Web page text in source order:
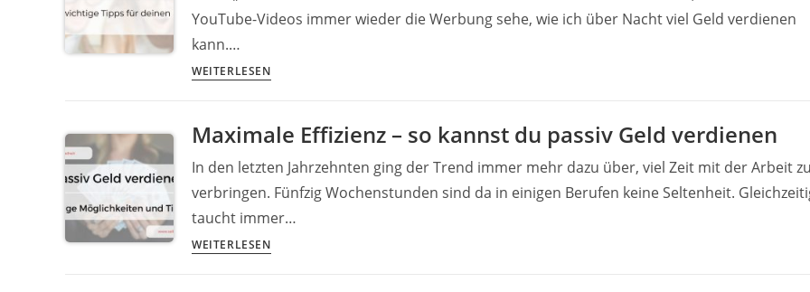
und
Tricks
YouTube-Videos immer wieder die Werbung sehe, wie ich über Nacht viel Geld verdienen
kann.…
WEITERLESENGeld
Bloggen:
Die
ersten
50.000
Euro
+
Maximale Effizienz – so kannst du passiv Geld verdienen
In den letzten Jahrzehnten ging der Trend immer mehr dazu über, viel Zeit mit der Arbeit
verbringen. Fünfzig Wochenstunden sind da in einigen Berufen keine Seltenheit.
taucht immer…
WEITERLESENMaximale